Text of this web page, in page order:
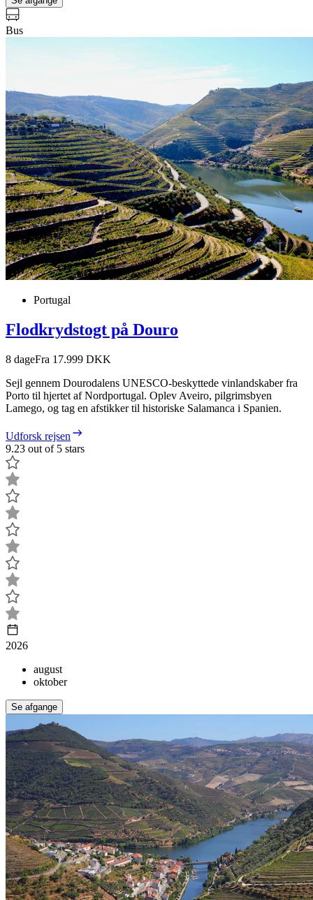
Bus
Portugal
Flodkrydstogt på Douro
8 dageFra 17.999 DKK
Sejl gennem Dourodalens UNESCO-beskyttede vinlandskaber fra
Porto til hjertet af Nordportugal. Oplev Aveiro, pilgrimsbyen
Lamego, og tag en afstikker til historiske Salamanca i Spanien.
Udforsk rejsen
9.23 out of 5 stars
2026
august
oktober
Se afgange